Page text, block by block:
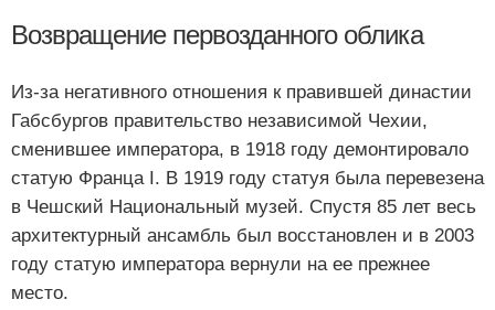
Возвращение первозданного облика
Из-за негативного отношения к правившей династии
Габсбургов правительство независимой Чехии,
сменившее императора, в 1918 году демонтировало
статую Франца I. В 1919 году статуя была перевезена
в Чешский Национальный музей. Спустя 85 лет весь
архитектурный ансамбль был восстановлен и в 2003
году статую императора вернули на ее прежнее
место.